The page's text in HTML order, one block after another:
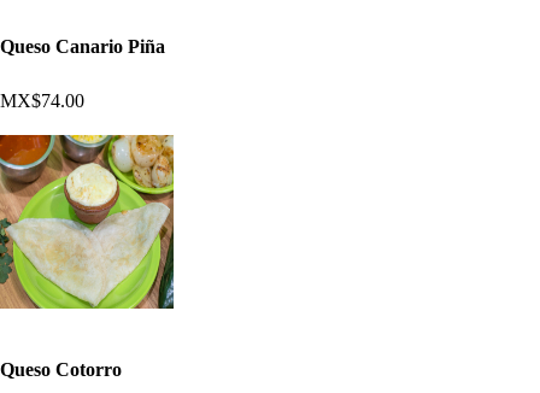
Queso Canario Piña
MX$74.00
Queso Cotorro